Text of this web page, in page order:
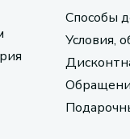
Способы
Условия,